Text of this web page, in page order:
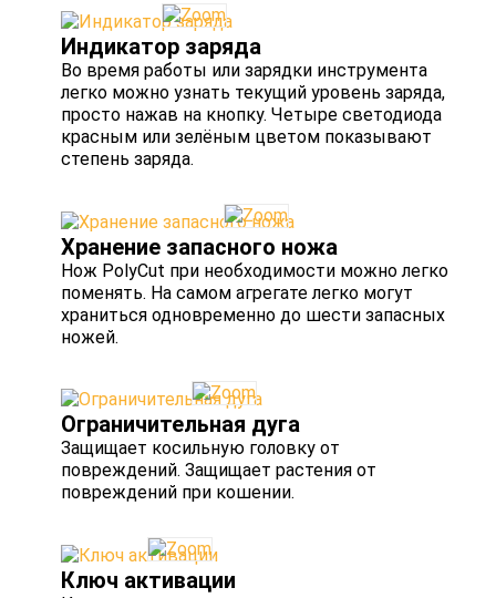
Индикатор заряда
Во время работы или зарядки инструмента
легко можно узнать текущий уровень заряда,
просто нажав на кнопку. Четыре светодиода
красным или зелёным цветом показывают
степень заряда.
Хранение запасного ножа
Нож PolyCut при необходимости можно легко
поменять. На самом агрегате легко могут
храниться одновременно до шести запасных
ножей.
Ограничительная дуга
Защищает косильную головку от
повреждений. Защищает растения от
повреждений при кошении.
Ключ активации